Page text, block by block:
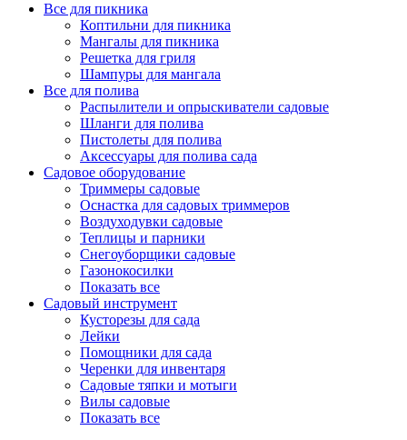
Все для пикника
Коптильни для пикника
Мангалы для пикника
Решетка для гриля
Шампуры для мангала
Все для полива
Распылители и опрыскиватели садовые
Шланги для полива
Пистолеты для полива
Аксессуары для полива сада
Садовое оборудование
Триммеры садовые
Оснастка для садовых триммеров
Воздуходувки садовые
Теплицы и парники
Снегоуборщики садовые
Газонокосилки
Показать все
Садовый инструмент
Кусторезы для сада
Лейки
Помощники для сада
Черенки для инвентаря
Садовые тяпки и мотыги
Вилы садовые
Показать все